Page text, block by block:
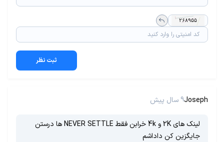
ثبت نظر
Joseph9 سال پیش
لینک های 2K و 4k خرابن فقط NEVER SETTLE ها درستن
جایگزین کن داداشم